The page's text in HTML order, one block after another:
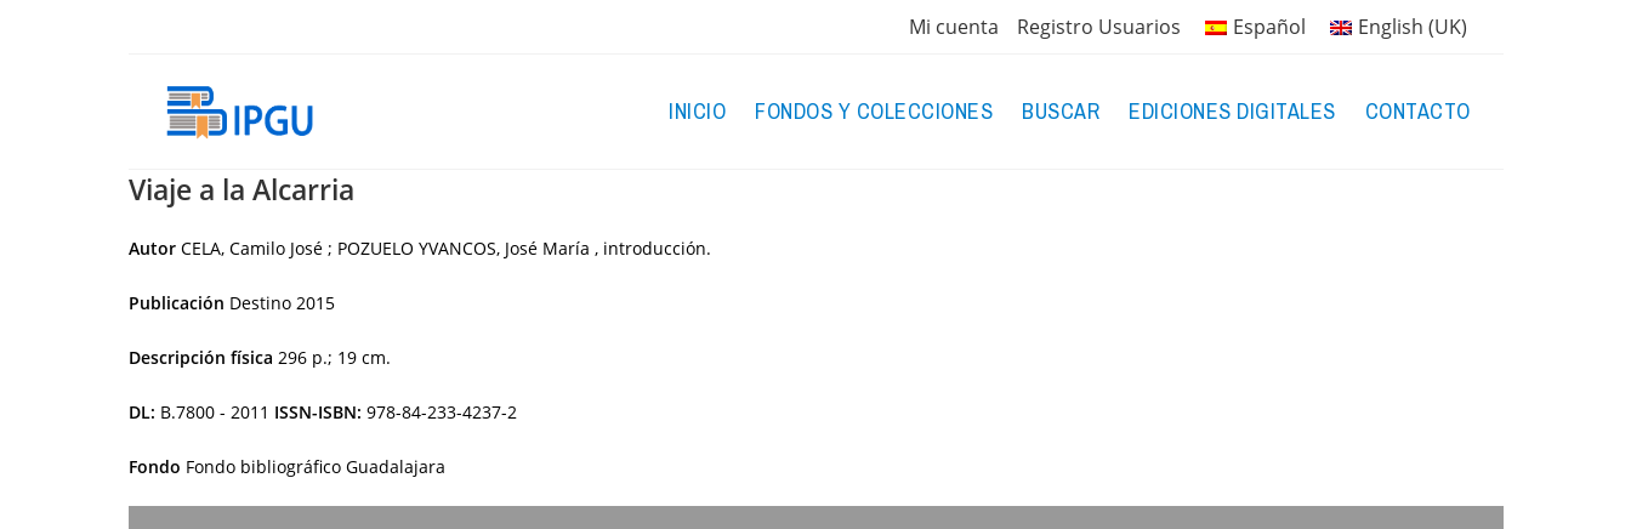
Mi cuenta Registro Usuarios Español English (UK)
INICIO FONDOS Y COLECCIONES BUSCAR EDICIONES DIGITALES CONTACTO
Viaje a la Alcarria
Autor CELA, Camilo José ; POZUELO YVANCOS, José María , introducción.
Publicación Destino 2015
Descripción física 296 p.; 19 cm.
DL: B.7800 - 2011 ISSN-ISBN: 978-84-233-4237-2
Fondo Fondo bibliográfico Guadalajara